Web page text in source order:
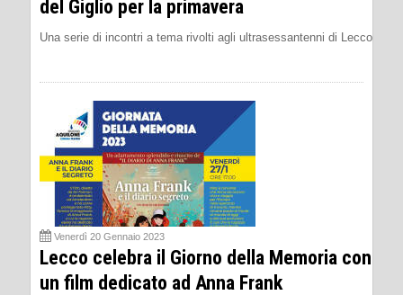
del Giglio per la primavera
Una serie di incontri a tema rivolti agli ultrasessantenni di Lecco
Venerdì 20 Gennaio 2023
Lecco celebra il Giorno della Memoria con
un film dedicato ad Anna Frank